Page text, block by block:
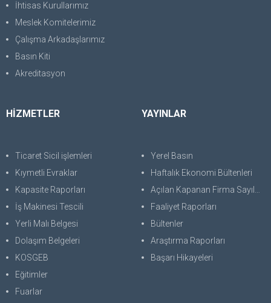
İhtisas Kurullarımız
Meslek Komitelerimiz
Çalışma Arkadaşlarımız
Basın Kiti
Akreditasyon
HİZMETLER
Ticaret Sicil işlemleri
Kıymetli Evraklar
Kapasite Raporları
İş Makinesi Tescili
Yerli Malı Belgesi
Dolaşım Belgeleri
KOSGEB
Eğitimler
Fuarlar
YAYINLAR
Yerel Basın
Haftalık Ekonomi Bültenleri
Açılan Kapanan Firma Sayıları
Faaliyet Raporları
Bültenler
Araştırma Raporları
Başarı Hikayeleri